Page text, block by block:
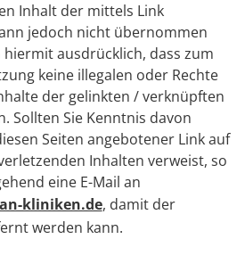
Inhalt der mittels Link
jedoch nicht übernommen
ausdrücklich, dass zum
keine illegalen oder Rechte
der gelinkten / verknüpften
Sollten Sie Kenntnis davon
Seiten angebotener Link auf
Inhalten verweist, so
eine E-Mail an
kliniken.de, damit der
werden kann.